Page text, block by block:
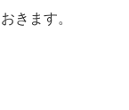
きます。